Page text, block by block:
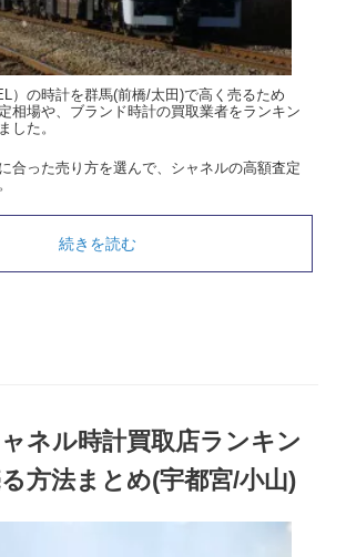
）の時計を群馬(前橋/太田)で高く売るため
相場や、ブランド時計の買取業者をランキン
した。
合った売り方を選んで、シャネルの高額査定
続きを読む
ネル時計買取店ランキン
方法まとめ(宇都宮/小山)